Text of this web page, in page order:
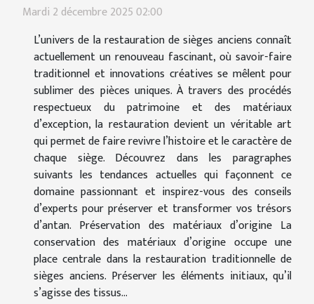
Mardi 2 décembre 2025 02:00
L’univers de la restauration de sièges anciens connaît
actuellement un renouveau fascinant, où savoir-faire
traditionnel et innovations créatives se mêlent pour
sublimer des pièces uniques. À travers des procédés
respectueux du patrimoine et des matériaux
d’exception, la restauration devient un véritable art
qui permet de faire revivre l’histoire et le caractère de
chaque siège. Découvrez dans les paragraphes
suivants les tendances actuelles qui façonnent ce
domaine passionnant et inspirez-vous des conseils
d’experts pour préserver et transformer vos trésors
d’antan. Préservation des matériaux d’origine La
conservation des matériaux d’origine occupe une
place centrale dans la restauration traditionnelle de
sièges anciens. Préserver les éléments initiaux, qu’il
s’agisse des tissus...